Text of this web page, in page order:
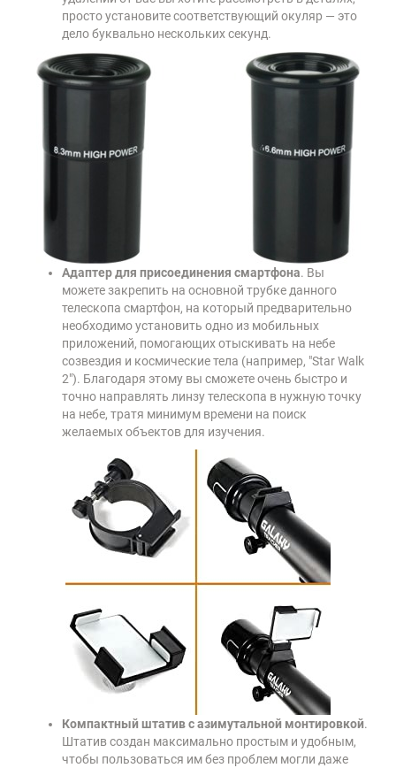
просто установите соответствующий окуляр — это
дело буквально нескольких секунд.
Адаптер для присоединения смартфона. Вы
можете закрепить на основной трубке данного
телескопа смартфон, на который предварительно
необходимо установить одно из мобильных
приложений, помогающих отыскивать на небе
созвездия и космические тела (например, "Star Walk
2"). Благодаря этому вы сможете очень быстро и
точно направлять линзу телескопа в нужную точку
на небе, тратя минимум времени на поиск
желаемых объектов для изучения.
Компактный штатив с азимутальной монтировкой.
Штатив создан максимально простым и удобным,
чтобы пользоваться им без проблем могли даже